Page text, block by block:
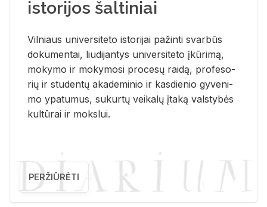
istorijos šaltiniai
Vil­niaus uni­ver­si­te­to is­to­ri­jai pa­žin­ti svar­būs
do­ku­men­tai, liu­di­jan­tys uni­ver­si­te­to įkū­ri­mą,
mo­ky­mo ir mo­ky­mo­si pro­ce­sų rai­dą, pro­fe­so­
rių ir stu­den­tų aka­de­mi­nio ir kas­die­nio gy­ve­ni­
mo ypa­tu­mus, su­kur­tų vei­ka­lų įta­ką vals­ty­bės
kul­tū­rai ir moks­lui.
PERŽIŪRĖTI